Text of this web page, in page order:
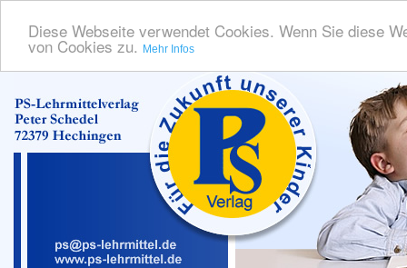
Diese Webseite verwendet Cookies. Wenn Sie diese
von Cookies zu. Mehr Infos